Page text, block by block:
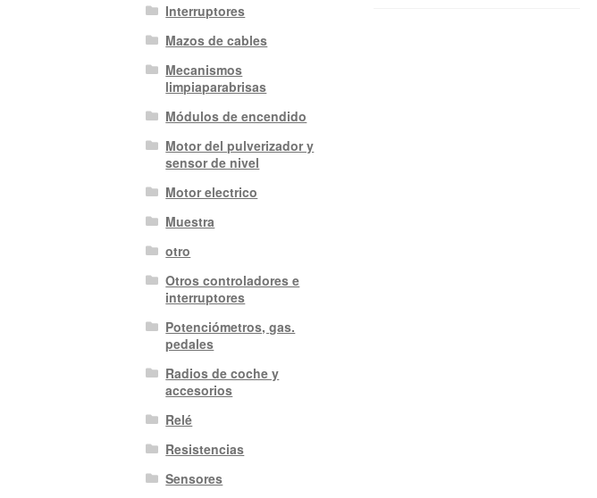
Interruptores
Mazos de cables
Mecanismos
limpiaparabrisas
Módulos de encendido
Motor del pulverizador y
sensor de nivel
Motor electrico
Muestra
otro
Otros controladores e
interruptores
Potenciómetros, gas.
pedales
Radios de coche y
accesorios
Relé
Resistencias
Sensores